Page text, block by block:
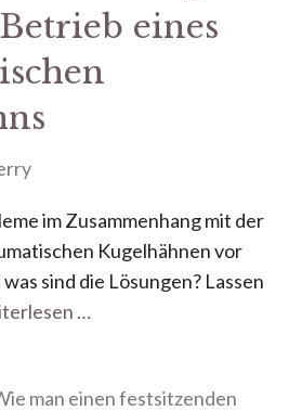
eines
im Zusammenhang mit der
Kugelhähnen vor
sind die Lösungen? Lassen
…
man einen festsitzenden